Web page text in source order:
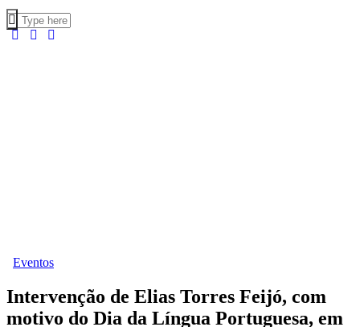
Eventos
Intervenção de Elias Torres Feijó, com
motivo do Dia da Língua Portuguesa, em